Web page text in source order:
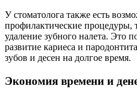
У стоматолога также есть
профилактические процедуры,
удаление зубного налета. Это
развитие кариеса и
зубов и десен на долгое время.
Экономия времени и